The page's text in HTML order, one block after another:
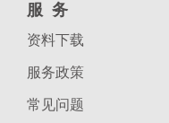
服务
资料下载
服务政策
常见问题